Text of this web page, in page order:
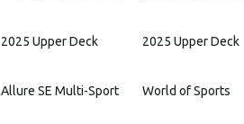
2025 Upper Deck
Allure SE Multi-Sport
2025 Upper Deck
World of Sports